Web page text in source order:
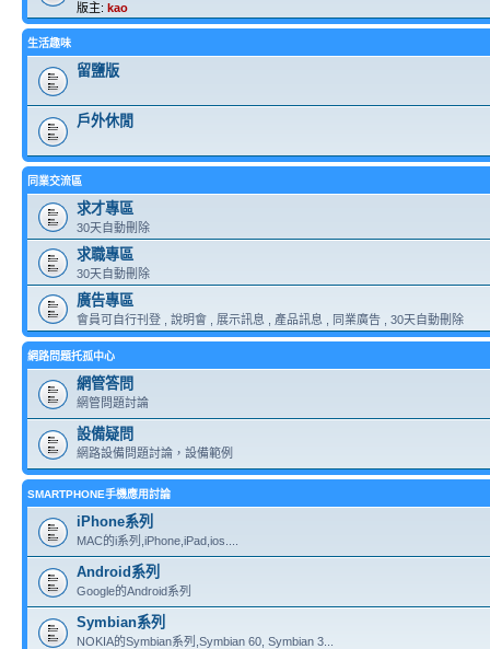
版主: kao
生活趣味
留鹽版
戶外休閒
同業交流區
求才專區
30天自動刪除
求職專區
30天自動刪除
廣告專區
會員可自行刊登 , 說明會 , 展示訊息 , 產品訊息 , 同業廣告 , 30天自動刪除
網路問題托孤中心
網管答問
網管問題討論
設備疑問
網路設備問題討論，設備範例
SMARTPHONE手機應用討論
iPhone系列
MAC的i系列,iPhone,iPad,ios....
Android系列
Google的Android系列
Symbian系列
NOKIA的Symbian系列,Symbian 60, Symbian 3...